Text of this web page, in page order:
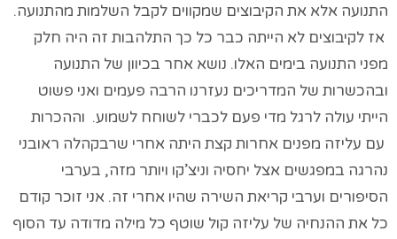
התנועה אלא את הקיבוצים שמקווים לקבל השלמות מהתנועה.
אז לקיבוצים לא הייתה כבר כל כך התלהבות זה היה חלק
מפני התנועה בימים האלו. נושא אחר בכיוון של התנועה
ובהכשרות של המדריכים נעזרנו הרבה פעמים ואני פשוט
הייתי עולה לרגל מדי פעם לכברי לשוחח לשמוע. וההכרות
עם עליזה מפנים אחרות קצת היתה אחרי שרבקהלה ראובני
נהרגה במפגשים אצל יחסיה וניצ’קו ויותר מזה, בערבי
הסיפורים וערבי קריאת השירה שהיו אחרי זה. אני זוכר קודם
כל את ההנחיה של עליזה קול שוטף כל מילה מדודה עד הסוף